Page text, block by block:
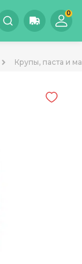
0
Крупы, паста и